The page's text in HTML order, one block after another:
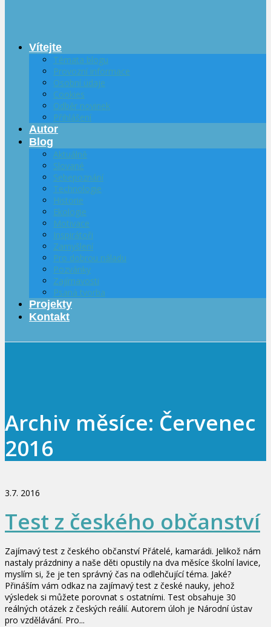
Vítejte
Témata blogu
Provozní informace
Osobní údaje
Cookies
Odběr novinek
Přihlášení
Autor
Blog
Aktuálně
Slované
Sebepoznání
Technologie
Historie
Ekologie
Motivace
Inspirátoři
Zamyšlení
Pro dobrou náladu
Pozvánky
Zajímavosti
Psaná tvorba
Projekty
Kontakt
Archiv měsíce: Červenec
2016
3.7. 2016
Test z českého občanství
Zajímavý test z českého občanství Přátelé, kamarádi. Jelikož nám
nastaly prázdniny a naše děti opustily na dva měsíce školní lavice,
myslím si, že je ten správný čas na odlehčující téma. Jaké?
Přináším vám odkaz na zajímavý test z české nauky, jehož
výsledek si můžete porovnat s ostatními. Test obsahuje 30
reálných otázek z českých reálií. Autorem úloh je Národní ústav
pro vzdělávání. Pro...